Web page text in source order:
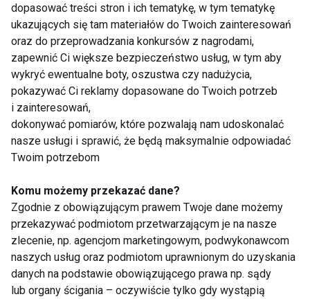
wyczynowych sportowców, dlatego podczas jazdy
na rolach możesz wykorzystać frotki na nadgarstek
lub czoło, które wchłaniają nadmiar potu i ułatwiają
jazdę podczas gorącego popołudnia. Na rolki, nie
tylko latem przydadzą się również okulary
przeciwsłoneczne i krem z filtrem, który ochroni
twarz podczas słonecznej pogody. Hitem na rolkach
stają się również kolorowe daszki w stylu lat 80 lub
czapki z daszkiem. Czapka czy daszek chronią
przed warunkami atmosferycznymi, ale także
podkreślają indywidualny charakter stroju.
www.fit.pl
dopasować treści stron i ich tematykę, w tym tematykę
ukazujących się tam materiałów do Twoich zainteresowań
oraz do przeprowadzania konkursów z nagrodami,
zapewnić Ci większe bezpieczeństwo usług, w tym aby
wykryć ewentualne boty, oszustwa czy nadużycia,
pokazywać Ci reklamy dopasowane do Twoich potrzeb
i zainteresowań,
dokonywać pomiarów, które pozwalają nam udoskonalać
nasze usługi i sprawić, że będą maksymalnie odpowiadać
Twoim potrzebom
Komu możemy przekazać dane?
Zgodnie z obowiązującym prawem Twoje dane możemy
przekazywać podmiotom przetwarzającym je na nasze
zlecenie, np. agencjom marketingowym, podwykonawcom
naszych usług oraz podmiotom uprawnionym do uzyskania
danych na podstawie obowiązującego prawa np. sądy
lub organy ścigania – oczywiście tylko gdy wystąpią